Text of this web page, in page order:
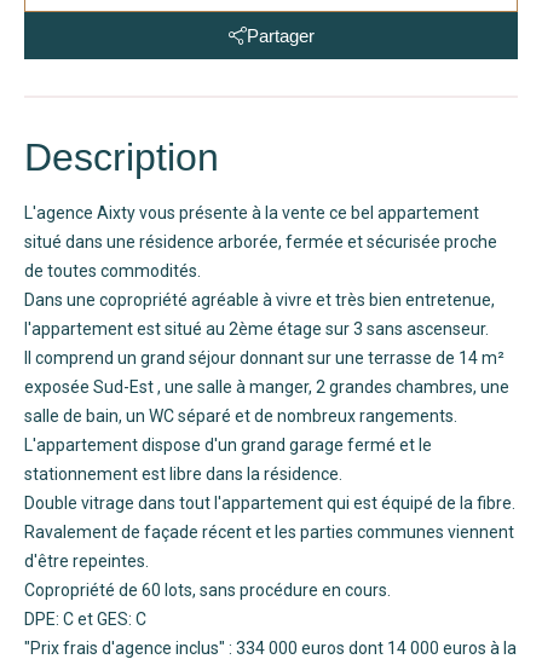
Partager
Description
L'agence Aixty vous présente à la vente ce bel appartement
situé dans une résidence arborée, fermée et sécurisée proche
de toutes commodités.
Dans une copropriété agréable à vivre et très bien entretenue,
l'appartement est situé au 2ème étage sur 3 sans ascenseur.
Il comprend un grand séjour donnant sur une terrasse de 14 m²
exposée Sud-Est , une salle à manger, 2 grandes chambres, une
salle de bain, un WC séparé et de nombreux rangements.
L'appartement dispose d'un grand garage fermé et le
stationnement est libre dans la résidence.
Double vitrage dans tout l'appartement qui est équipé de la fibre.
Ravalement de façade récent et les parties communes viennent
d'être repeintes.
Copropriété de 60 lots, sans procédure en cours.
DPE: C et GES: C
"Prix frais d'agence inclus" : 334 000 euros dont 14 000 euros à la